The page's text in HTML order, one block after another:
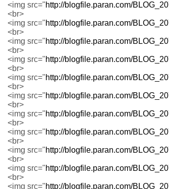
<img src="http://blogfile.paran.com/
<br>
<img src="http://blogfile.paran.com/
<br>
<img src="http://blogfile.paran.com/
<br>
<img src="http://blogfile.paran.com/
<br>
<img src="http://blogfile.paran.com/
<br>
<img src="http://blogfile.paran.com/
<br>
<img src="http://blogfile.paran.com/
<br>
<img src="http://blogfile.paran.com/
<br>
<img src="http://blogfile.paran.com/
<br>
<img src="http://blogfile.paran.com/
<br>
<img src="http://blogfile.paran.com/